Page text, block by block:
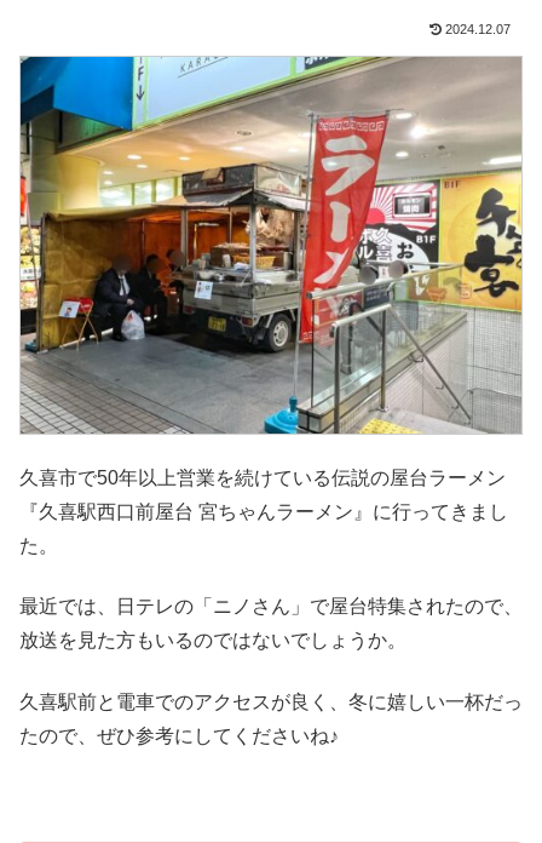
2024.12.07
久喜市で50年以上営業を続けている伝説の屋台ラーメン
『久喜駅西口前屋台 宮ちゃんラーメン』に行ってきまし
た。
最近では、日テレの「ニノさん」で屋台特集されたので、
放送を見た方もいるのではないでしょうか。
久喜駅前と電車でのアクセスが良く、冬に嬉しい一杯だっ
たので、ぜひ参考にしてくださいね♪